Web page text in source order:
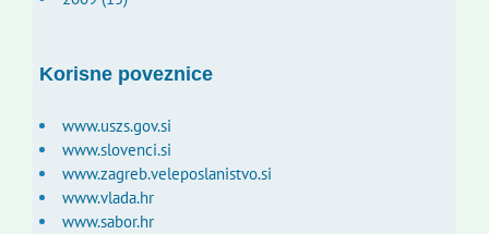
Korisne poveznice
www.uszs.gov.si
www.slovenci.si
www.zagreb.veleposlanistvo.si
www.vlada.hr
www.sabor.hr